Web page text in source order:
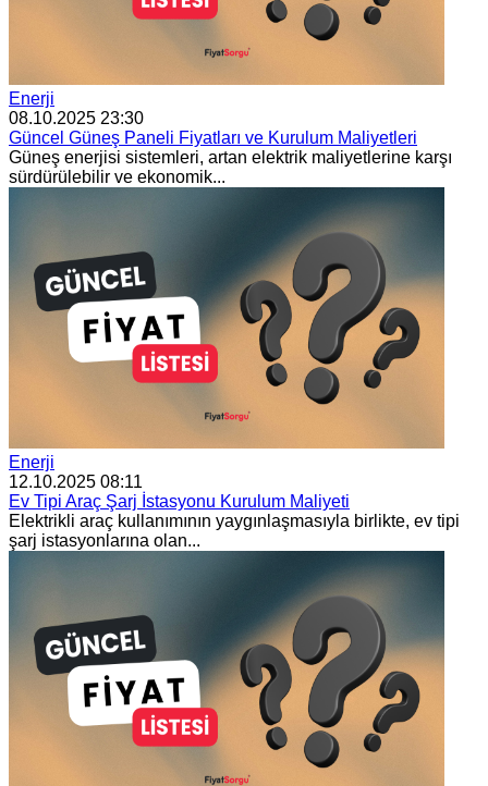
Enerji
08.10.2025 23:30
Güncel Güneş Paneli Fiyatları ve Kurulum Maliyetleri
Güneş enerjisi sistemleri, artan elektrik maliyetlerine karşı
sürdürülebilir ve ekonomik...
Enerji
12.10.2025 08:11
Ev Tipi Araç Şarj İstasyonu Kurulum Maliyeti
Elektrikli araç kullanımının yaygınlaşmasıyla birlikte, ev tipi
şarj istasyonlarına olan...